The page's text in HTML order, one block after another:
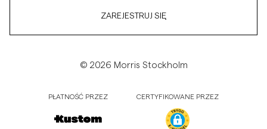
ZAREJESTRUJ SIĘ
© 2026 Morris Stockholm
PŁATNOŚĆ PRZEZ CERTYFIKOWANE PRZEZ